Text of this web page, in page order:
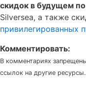
скидок в будущем
Silversea, а также
привилегированных
Комментировать:
В комментариях
ссылок на другие ресурсы.